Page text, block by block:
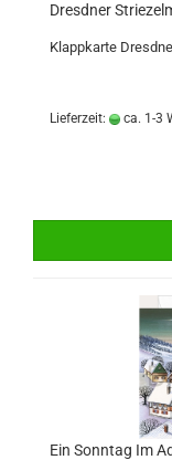
Dresdner
Klappkarte
Lieferzeit: ca. 1-3
Ein Sonntag Im